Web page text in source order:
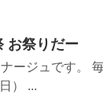
お祭りだー
ージュです。
） ...